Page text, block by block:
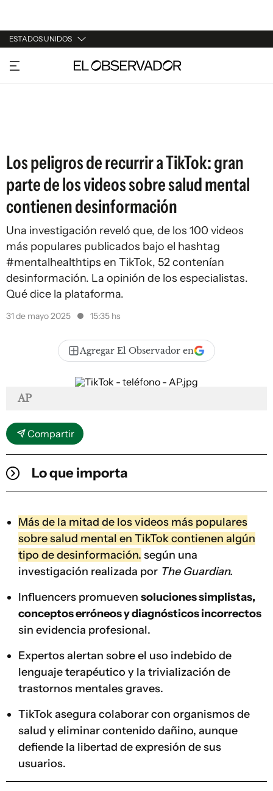
ESTADOS UNIDOS
URUGUAY
ARGENTINA
Los peligros de recurrir a TikTok: gran
parte de los videos sobre salud mental
contienen desinformación
Una investigación reveló que, de los 100 videos
más populares publicados bajo el hashtag
#mentalhealthtips en TikTok, 52 contenían
desinformación. La opinión de los especialistas.
Qué dice la plataforma.
31 de mayo 2025 15:35 hs
Agregar El Observador en
AP
Compartir
Lo que importa
Más de la mitad de los videos más populares
sobre salud mental en TikTok contienen algún
tipo de desinformación. según una
investigación realizada por The Guardian.
Influencers promueven soluciones simplistas,
conceptos erróneos y diagnósticos incorrectos
sin evidencia profesional.
Expertos alertan sobre el uso indebido de
lenguaje terapéutico y la trivialización de
trastornos mentales graves.
TikTok asegura colaborar con organismos de
salud y eliminar contenido dañino, aunque
defiende la libertad de expresión de sus
usuarios.